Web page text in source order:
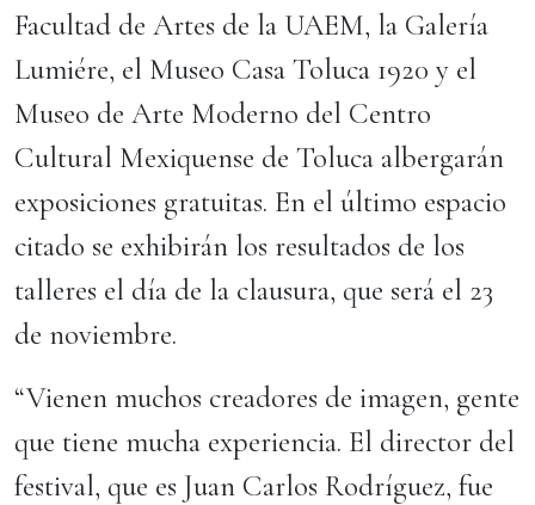
Facultad de Artes de la UAEM, la Galería
Lumiére, el Museo Casa Toluca 1920 y el
Museo de Arte Moderno del Centro
Cultural Mexiquense de Toluca albergarán
exposiciones gratuitas. En el último espacio
citado se exhibirán los resultados de los
talleres el día de la clausura, que será el 23
de noviembre.
“Vienen muchos creadores de imagen, gente
que tiene mucha experiencia. El director del
festival, que es Juan Carlos Rodríguez, fue